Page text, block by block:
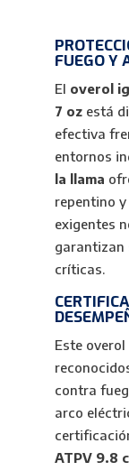
FUEGO Y
El overol
7 ozestá
efectiva
entornos
la llama
repentino
exigentes
garantizan
críticas.
Este
contra
arco
ATPV 9.8